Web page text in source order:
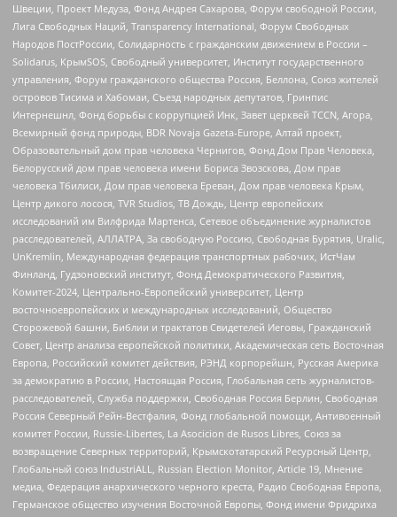
Швеции, Проект Медуза, Фонд Андрея Сахарова, Форум свободной России,
Лига Свободных Наций, Transparеncy International, Форум Свободных
Народов ПостРоссии, Солидарность с гражданским движением в России –
Solidarus, КрымSOS, Свободный университет, Институт государственного
управления, Форум гражданского общества Россия, Беллона, Союз жителей
островов Тисима и Хабомаи, Съезд народных депутатов, Гринпис
Интернешнл, Фонд борьбы с коррупцией Инк, Завет церквей TCCN, Агора,
Всемирный фонд природы, BDR Novaja Gazeta-Europe, Алтай проект,
Образовательный дом прав человека Чернигов, Фонд Дом Прав Человека,
Белорусский дом прав человека имени Бориса Звозскова, Дом прав
человека Тбилиси, Дом прав человека Ереван, Дом прав человека Крым,
Центр дикого лосося, TVR Studios, ТВ Дождь, Центр европейских
исследований им Вилфрида Мартенса, Сетевое объединение журналистов
расследователей, АЛЛАТРА, За свободную Россию, Свободная Бурятия, Uralic,
UnKremlin, Международная федерация транспортных рабочих, ИстЧам
Финланд, Гудзоновский институт, Фонд Демократического Развития,
Комитет-2024, Центрально-Европейский университет, Центр
восточноевропейских и международных исследований, Общество
Сторожевой башни, Библии и трактатов Свидетелей Иеговы, Гражданский
Совет, Центр анализа европейской политики, Академическая сеть Восточная
Европа, Российский комитет действия, РЭНД корпорейшн, Русская Америка
за демократию в России, Настоящая Россия, Глобальная сеть журналистов-
расследователей, Служба поддержки, Свободная Россия Берлин, Свободная
Россия Северный Рейн-Вестфалия, Фонд глобальной помощи, Антивоенный
комитет России, Russie-Libertes, La Asocicion de Rusos Libres, Союз за
возвращение Северных территорий, Крымскотатарский Ресурсный Центр,
Глобальный союз IndustriALL, Russian Election Monitor, Article 19, Мнение
медиа, Федерация анархического черного креста, Радио Свободная Европа,
Германское общество изучения Восточной Европы, Фонд имени Фридриха